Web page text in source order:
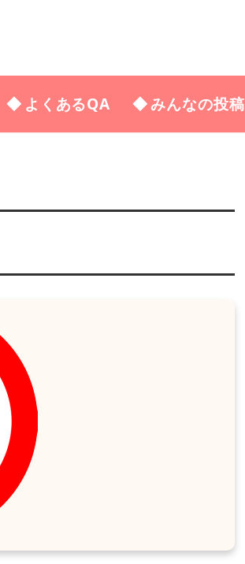
よくあるQA みんなの投稿